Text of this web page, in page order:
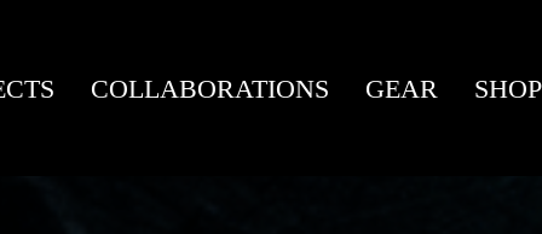
COLLABORATIONS GEAR SHOP